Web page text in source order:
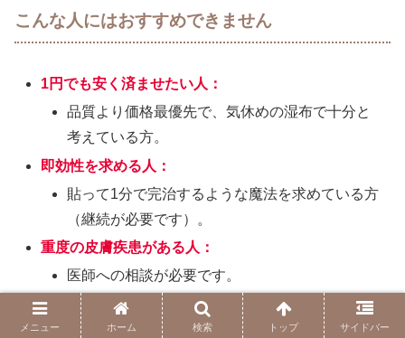
こんな人にはおすすめできません
1円でも安く済ませたい人：
品質より価格最優先で、気休めの湿布で十分と
考えている方。
即効性を求める人：
貼って1分で完治するような魔法を求めている方
（継続が必要です）。
重度の皮膚疾患がある人：
医師への相談が必要です。
メニュー ホーム 検索 トップ サイドバー